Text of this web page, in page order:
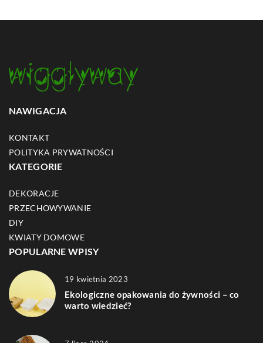
NAWIGACJA
KONTAKT
POLITYKA PRYWATNOŚCI
KATEGORIE
DEKORACJE
PRZECHOWYWANIE
DIY
KWIATY DOMOWE
POPULARNE WPISY
19 kwietnia 2023
Ekologiczne opakowania do żywności – co
warto wiedzieć?